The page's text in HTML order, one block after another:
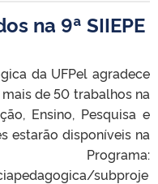
na 9ª SIIEPE
da UFPel agradece
de 50 trabalhos na
Ensino, Pesquisa e
estarão disponíveis na
subproje